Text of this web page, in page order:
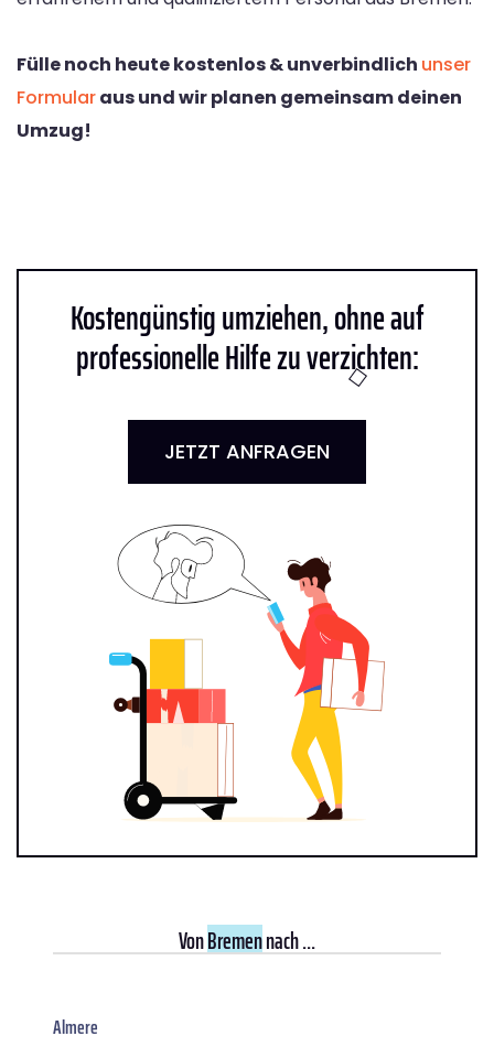
Fülle noch heute kostenlos & unverbindlich unser
Formularaus und wir planen gemeinsam deinen
Umzug!
Kostengünstig umziehen, ohne auf
professionelle Hilfe zu verzichten:
JETZT ANFRAGEN
VonBremennach ...
Almere